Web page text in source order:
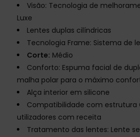
Visão: Tecnologia de
Luxe
Lentes duplas cilíndricas
Tecnologia Frame: Sistema de
Corte: Médio
Conforto: Espuma facial de
malha polar para o máximo
Alça interior em silicone
Compatibilidade com estrutura
utilizadores com receita
Tratamento das lentes: Lente